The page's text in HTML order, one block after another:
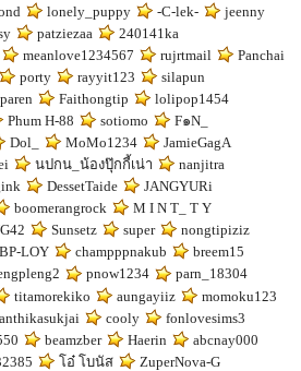
lonely_puppy -C-lek-
jeenny
patziezaa
240141ka
meanlove1234567 rujrtmail
Panchai
porty rayyit123
silapun
Faithongtip
lolipop1454
Phum H-88 sotiomo
F๑N_
Dol_ MoMo1234
JamieGagA
นปกน_น้องปุ๊กกี้เน่า
nanjitra
DessetTaide
JANGYURi
boomerangrock
M I N T_ T Y
Sunsetz super
nongtipiziz
BP-LOY champppnakub
breem15
pnow1234
parn_18304
titamorekiko aungayiiz
momoku123
anthikasukjai cooly
fonlovesims3
beamzber Haerin
abcnay000
โอ๋ โบนัส
ZuperNova-G